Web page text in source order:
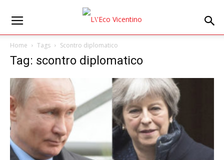
Home Tags Scontro diplomatico
Tag: scontro diplomatico